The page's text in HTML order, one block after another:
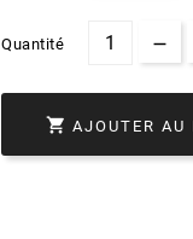
Quantité
 AJOUTER AU